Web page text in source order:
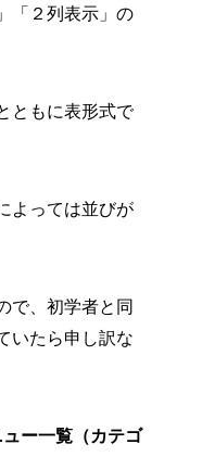
「２列表示」の
ともに表形式で
よっては並びが
で、初学者と同
いたら申し訳な
ー一覧（カテゴ